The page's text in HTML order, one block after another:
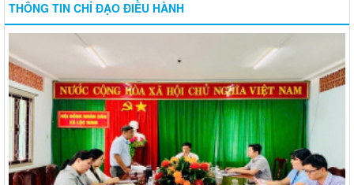
THÔNG TIN CHỈ ĐẠO ĐIỀU HÀNH